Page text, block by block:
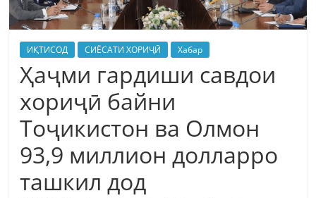
ИҚТИСОД СИЁСАТИ ХОРИҶӢ Хабар
Ҳаҷми гардиши савдои
хориҷӣ байни
Тоҷикистон ва Олмон
93,9 миллион долларро
ташкил дод